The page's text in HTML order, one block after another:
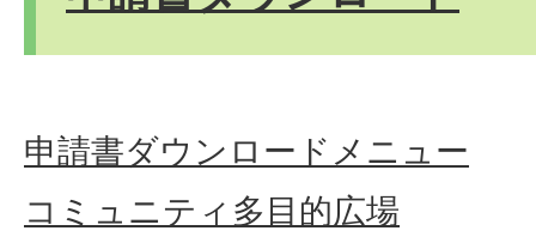
申請書ダウンロードメニュー
コミュニティ多目的広場